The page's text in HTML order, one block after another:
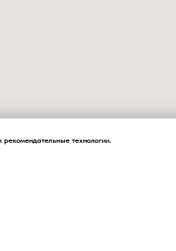
технологии.